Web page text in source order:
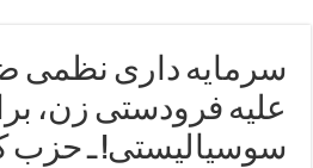
سرمایه داری نظمی
علیه فرودستی زن،
سوسیالیستی! ـ حزب